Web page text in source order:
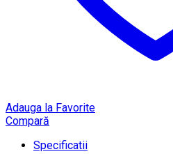
Adauga la Favorite
Compară
Specificatii